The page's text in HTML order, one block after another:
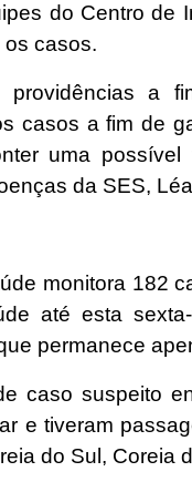
do Centro de
casos.
providências a
casos a fim de
uma
da SES,
monitora 182
até esta
permanece
caso suspeito
e tiveram
do Sul, Coreia